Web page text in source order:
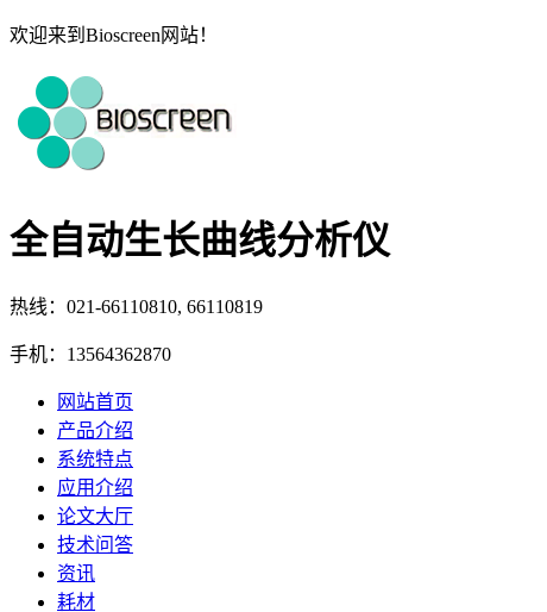
欢迎来到Bioscreen网站！
全自动生长曲线分析仪
热线：021-66110810, 66110819
手机：13564362870
网站首页
产品介绍
系统特点
应用介绍
论文大厅
技术问答
资讯
耗材